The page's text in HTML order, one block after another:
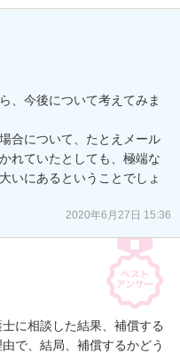
、今後について考えてみま
合について、たとえメール
れていたとしても、極端な
いにあるということでしょ
2020年6月27日 15:36
に相談した結果、補償する
で、結局、補償するかどう